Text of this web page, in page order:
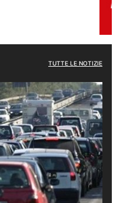
TUTTE LE NOTIZIE